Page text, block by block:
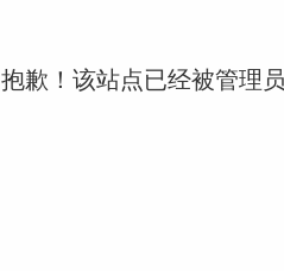
抱歉！该站点已经被管理